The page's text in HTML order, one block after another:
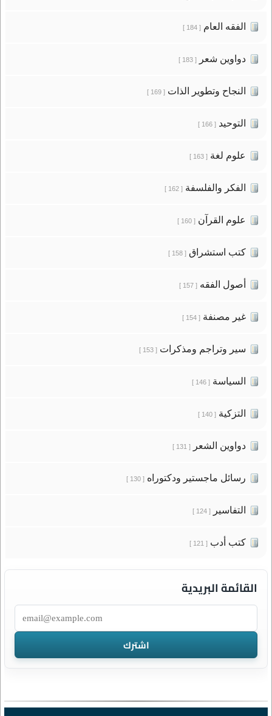
الفقه العام[ 184 ]
دواوين شعر[ 183 ]
النجاح وتطوير الذات[ 169 ]
التوحيد[ 166 ]
علوم لغة[ 163 ]
الفكر والفلسفة[ 162 ]
علوم القرآن[ 160 ]
كتب استشراق[ 158 ]
أصول الفقه[ 157 ]
غير مصنفة[ 154 ]
سير وتراجم ومذكرات[ 153 ]
السياسة[ 146 ]
التزكية[ 140 ]
دواوين الشعر[ 131 ]
رسائل ماجستير ودكتوراه[ 130 ]
التفاسير[ 124 ]
كتب أدب[ 121 ]
القائمة البريدية